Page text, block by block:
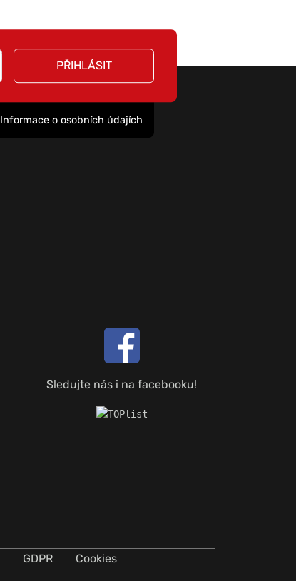
PŘIHLÁSIT
Informace o osobních údajích
Sledujte nás i na facebooku!
GDPR Cookies